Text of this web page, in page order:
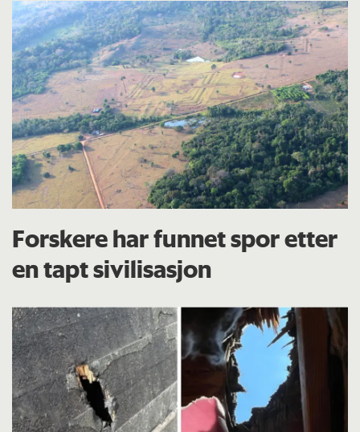
Forskere har funnet spor etter
en tapt sivilisasjon